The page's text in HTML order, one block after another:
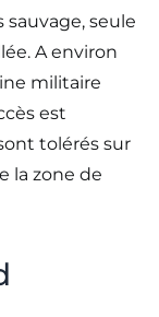
sauvage, seule
A environ
militaire
est
tolérés sur
la zone de